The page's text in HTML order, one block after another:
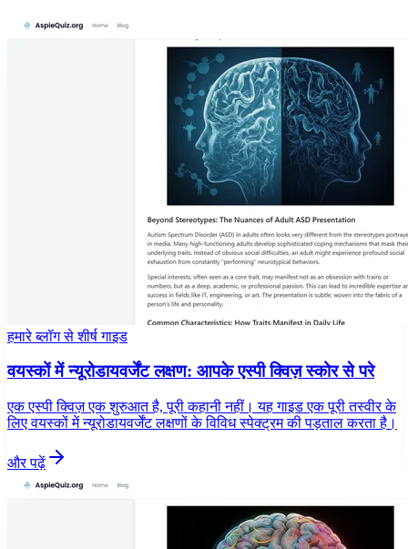
हमारे ब्लॉग से शीर्ष गाइड
वयस्कों में न्यूरोडायवर्जेंट लक्षण: आपके एस्पी क्विज़ स्कोर से परे
एक एस्पी क्विज़ एक शुरुआत है, पूरी कहानी नहीं। यह गाइड एक पूरी तस्वीर के
लिए वयस्कों में न्यूरोडायवर्जेंट लक्षणों के विविध स्पेक्ट्रम की पड़ताल करता है।
और पढ़ें